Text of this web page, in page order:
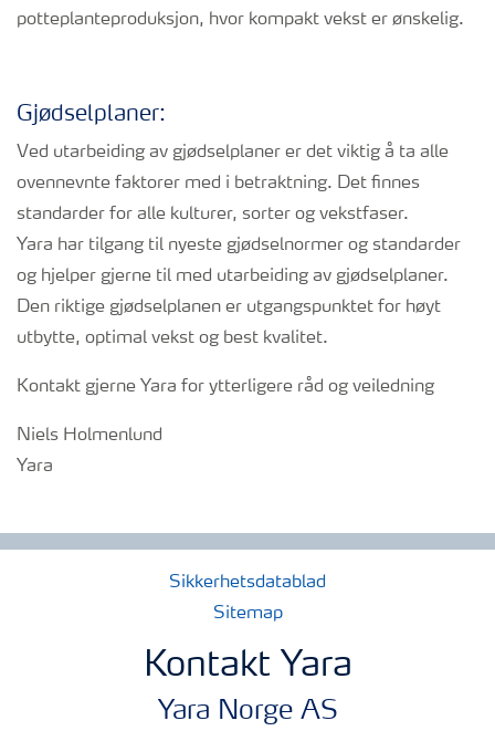
potteplanteproduksjon, hvor kompakt vekst er ønskelig.
Gjødselplaner:
Ved utarbeiding av gjødselplaner er det viktig å ta alle
ovennevnte faktorer med i betraktning. Det finnes
standarder for alle kulturer, sorter og vekstfaser.
Yara har tilgang til nyeste gjødselnormer og standarder
og hjelper gjerne til med utarbeiding av gjødselplaner.
Den riktige gjødselplanen er utgangspunktet for høyt
utbytte, optimal vekst og best kvalitet.
Kontakt gjerne Yara for ytterligere råd og veiledning
Niels Holmenlund
Yara
Sikkerhetsdatablad
Sitemap
Kontakt Yara
Yara Norge AS